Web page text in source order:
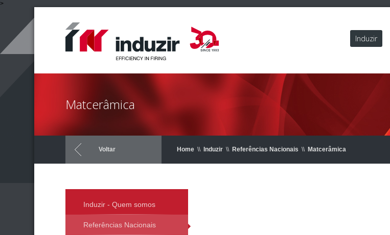
>
Induzir
Matcerâmica
Voltar Home \\ Induzir \\ Referências Nacionais \\ Matcerâmica
Induzir - Quem somos
Referências Nacionais